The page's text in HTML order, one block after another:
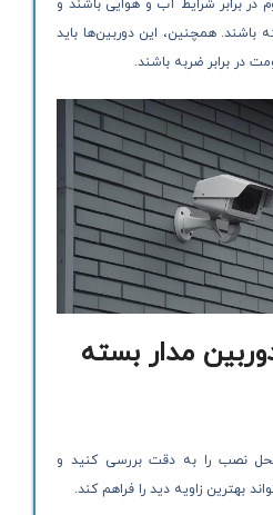
در برابر شرایط آب و هوایی باشند و
همچنین، این دوربین‌ها باید
در برابر ضربه باشند.
مدار بسته
نصب را به دقت بررسی کنید و
بهترین زاویه دید را فراهم کند.